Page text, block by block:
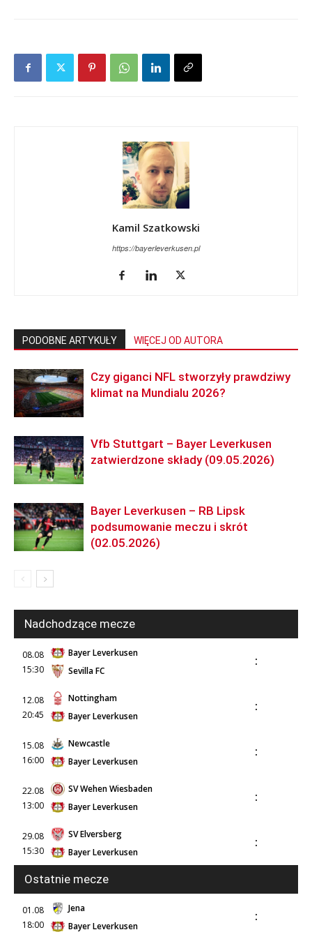
Kamil Szatkowski
https://bayerleverkusen.pl
PODOBNE ARTYKUŁY WIĘCEJ OD AUTORA
Czy giganci NFL stworzyły prawdziwy
klimat na Mundialu 2026?
Vfb Stuttgart – Bayer Leverkusen
zatwierdzone składy (09.05.2026)
Bayer Leverkusen – RB Lipsk
podsumowanie meczu i skrót
(02.05.2026)
Nadchodzące mecze
08.08
15:30
Bayer Leverkusen
Sevilla FC
:
12.08
20:45
Nottingham
Bayer Leverkusen
:
15.08
16:00
Newcastle
Bayer Leverkusen
:
22.08
13:00
SV Wehen Wiesbaden
Bayer Leverkusen
:
29.08
15:30
SV Elversberg
Bayer Leverkusen
:
Ostatnie mecze
01.08
18:00
Jena
Bayer Leverkusen
: